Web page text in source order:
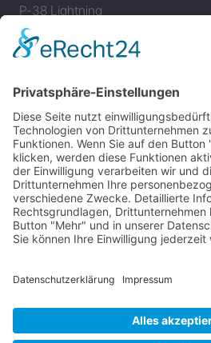
P-38 Lightning
P-47 Thunderbolt
P-51 Mustang
INFO
Über diese B-17 Webseite
Kontakt
Impressum
Datenschutzerklärung
B-17 Fan Store
Links
UNTERSTÜTZEN
Gefällt Ihnen diese Website
Fortress? Ich könnte Ihnen